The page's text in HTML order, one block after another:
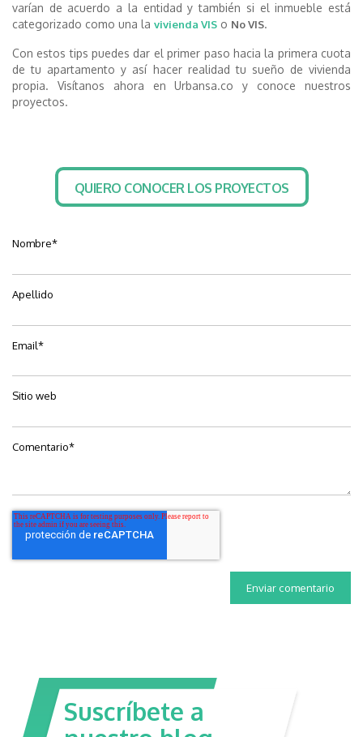
varían de acuerdo a la entidad y también si el inmueble está
categorizado como una la vivienda VIS o No VIS.
Con estos tips puedes dar el primer paso hacia la primera cuota
de tu apartamento y así hacer realidad tu sueño de vivienda
propia. Visítanos ahora en Urbansa.co y conoce nuestros
proyectos.
QUIERO CONOCER LOS PROYECTOS
Nombre*
Apellido
Email*
Sitio web
Comentario*
Suscríbete a